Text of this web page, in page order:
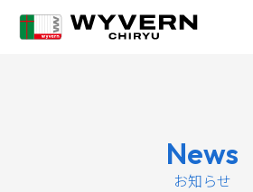
News
お知らせ